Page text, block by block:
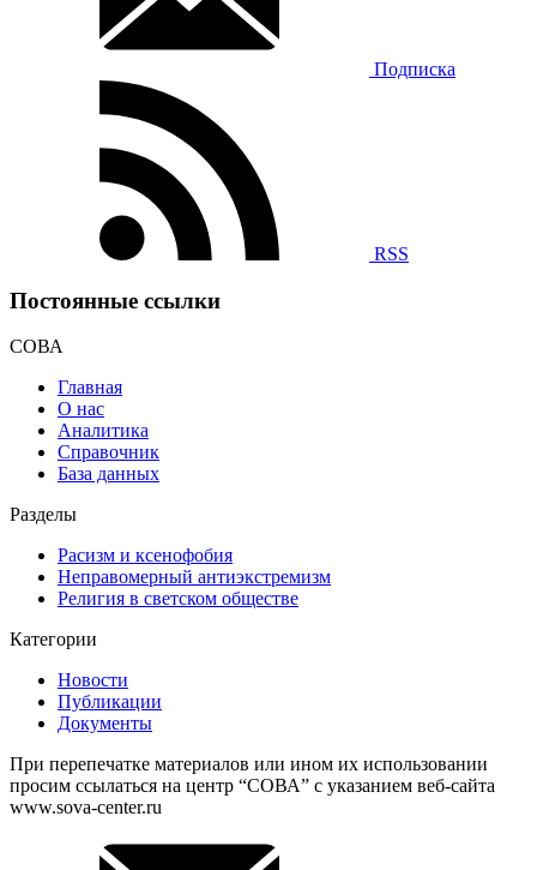
Подписка
RSS
Постоянные ссылки
СОВА
Главная
О нас
Аналитика
Справочник
База данных
Разделы
Расизм и ксенофобия
Неправомерный антиэкстремизм
Религия в светском обществе
Категории
Новости
Публикации
Документы
При перепечатке материалов или ином их использовании
просим ссылаться на центр “СОВА” с указанием веб-сайта
www.sova-center.ru